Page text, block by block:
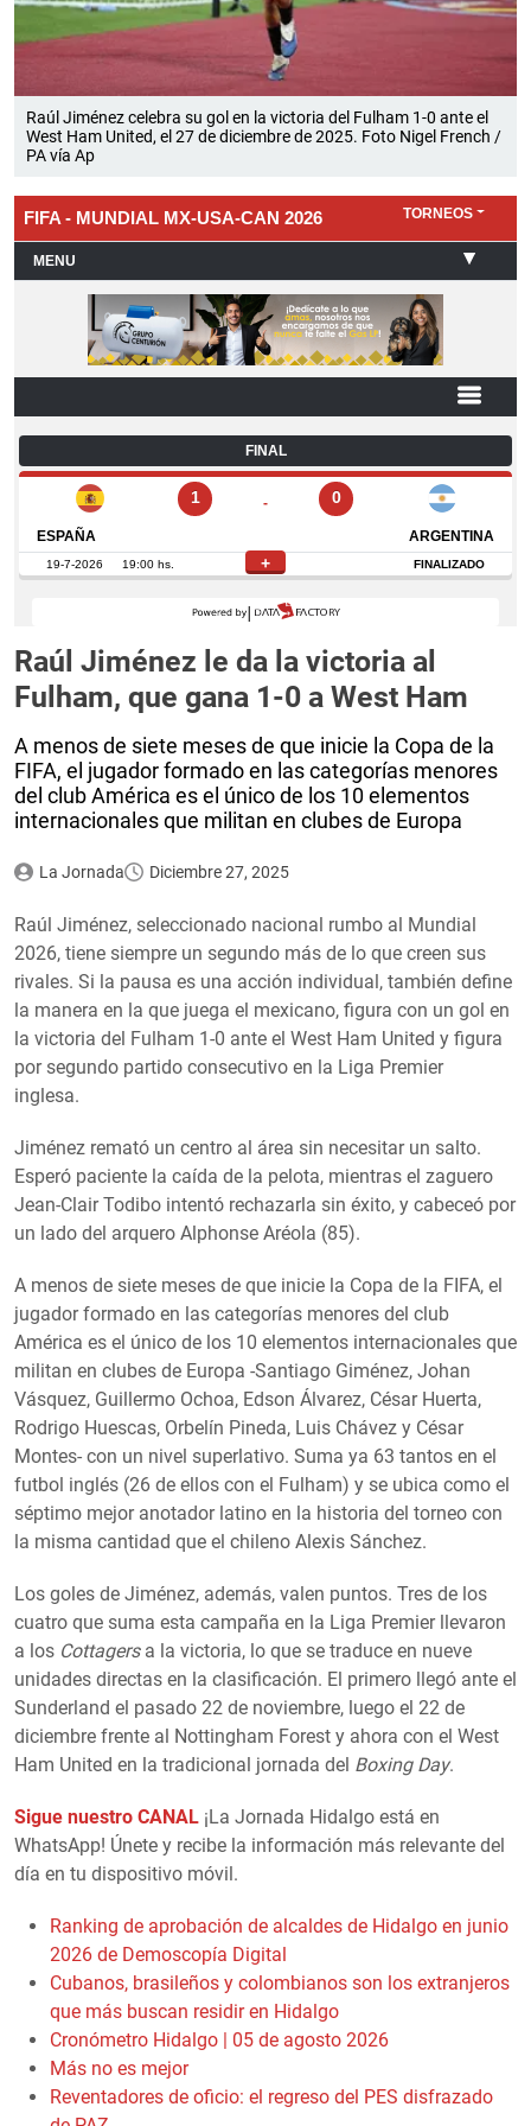
Raúl Jiménez celebra su gol en la victoria del Fulham 1-0 ante el
West Ham United, el 27 de diciembre de 2025. Foto Nigel French /
PA vía Ap
Raúl Jiménez le da la victoria al
Fulham, que gana 1-0 a West Ham
A menos de siete meses de que inicie la Copa de la
FIFA, el jugador formado en las categorías menores
del club América es el único de los 10 elementos
internacionales que militan en clubes de Europa
La Jornada Diciembre 27, 2025
Raúl Jiménez, seleccionado nacional rumbo al Mundial
2026, tiene siempre un segundo más de lo que creen sus
rivales. Si la pausa es una acción individual, también define
la manera en la que juega el mexicano, figura con un gol en
la victoria del Fulham 1-0 ante el West Ham United y figura
por segundo partido consecutivo en la Liga Premier
inglesa.
Jiménez remató un centro al área sin necesitar un salto.
Esperó paciente la caída de la pelota, mientras el zaguero
Jean-Clair Todibo intentó rechazarla sin éxito, y cabeceó por
un lado del arquero Alphonse Aréola (85).
A menos de siete meses de que inicie la Copa de la FIFA, el
jugador formado en las categorías menores del club
América es el único de los 10 elementos internacionales que
militan en clubes de Europa -Santiago Giménez, Johan
Vásquez, Guillermo Ochoa, Edson Álvarez, César Huerta,
Rodrigo Huescas, Orbelín Pineda, Luis Chávez y César
Montes- con un nivel superlativo. Suma ya 63 tantos en el
futbol inglés (26 de ellos con el Fulham) y se ubica como el
séptimo mejor anotador latino en la historia del torneo con
la misma cantidad que el chileno Alexis Sánchez.
Los goles de Jiménez, además, valen puntos. Tres de los
cuatro que suma esta campaña en la Liga Premier llevaron
a los Cottagersa la victoria, lo que se traduce en nueve
unidades directas en la clasificación. El primero llegó ante el
Sunderland el pasado 22 de noviembre, luego el 22 de
diciembre frente al Nottingham Forest y ahora con el West
Ham United en la tradicional jornada del Boxing Day.
Sigue nuestro CANAL ¡La Jornada Hidalgo está en
WhatsApp! Únete y recibe la información más relevante del
día en tu dispositivo móvil.
Ranking de aprobación de alcaldes de Hidalgo en junio
2026 de Demoscopía Digital
Cubanos, brasileños y colombianos son los extranjeros
que más buscan residir en Hidalgo
Cronómetro Hidalgo | 05 de agosto 2026
Más no es mejor
Reventadores de oficio: el regreso del PES disfrazado